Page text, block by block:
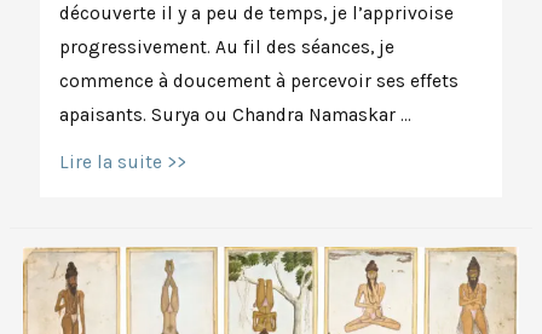
découverte il y a peu de temps, je l’apprivoise
progressivement. Au fil des séances, je
commence à doucement à percevoir ses effets
apaisants. Surya ou Chandra Namaskar …
Chandra
Lune?
Lire la suite >>